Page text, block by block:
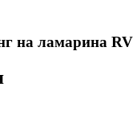
на ламарина